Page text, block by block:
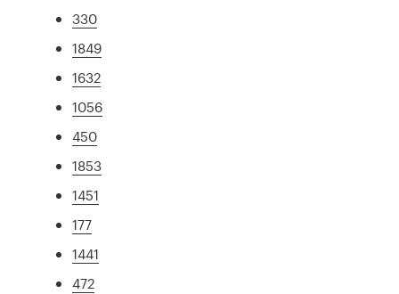
330
1849
1632
1056
450
1853
1451
177
1441
472